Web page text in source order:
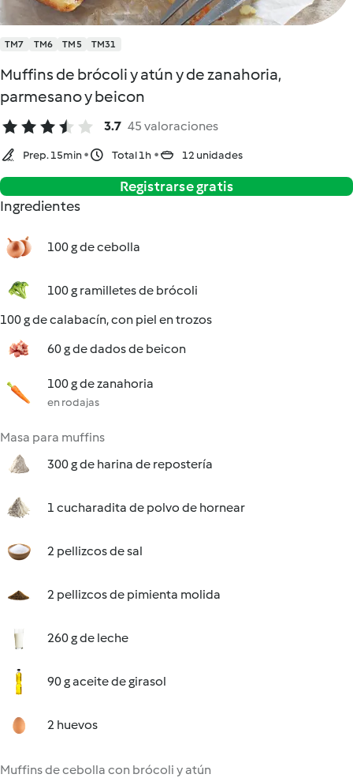
TM7 TM6 TM5 TM31
Muffins de brócoli y atún y de zanahoria,
parmesano y beicon
3.7 45 valoraciones
Prep. 15min Total 1h 12 unidades
Registrarse gratis
Ingredientes
100 g de cebolla
100 g ramilletes de brócoli
100 g de calabacín, con piel en trozos
60 g de dados de beicon
100 g de zanahoria
en rodajas
Masa para muffins
300 g de harina de repostería
1 cucharadita de polvo de hornear
2 pellizcos de sal
2 pellizcos de pimienta molida
260 g de leche
90 g aceite de girasol
2 huevos
Muffins de cebolla con brócoli y atún